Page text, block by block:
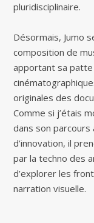
pluridisciplinaire.
Désormais, Jumo
composition de
apportant sa
originales des
Comme si j’étais
dans son
d’innovation, il
par la techno des
d’explorer les
narration visuelle.